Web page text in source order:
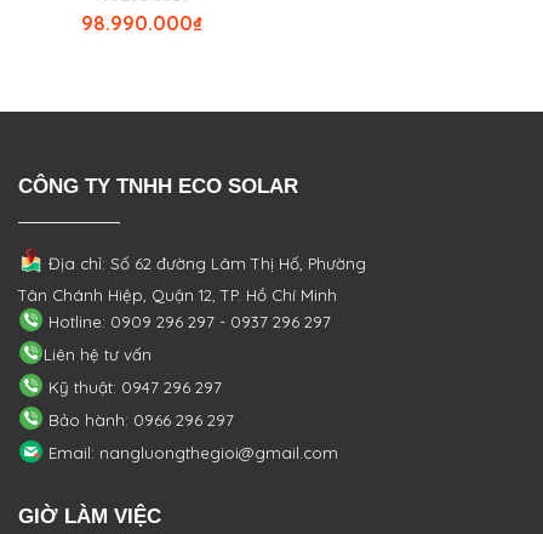
₫
98.990.000
CÔNG TY TNHH ECO SOLAR
Địa chỉ: Số 62 đường Lâm Thị Hố, Phường
Tân Chánh Hiệp, Quận 12, TP. Hồ Chí Minh
Hotline: 0909 296 297 - 0937 296 297
Liên hệ tư vấn
Kỹ thuật: 0947 296 297
Bảo hành: 0966 296 297
Email: nangluongthegioi@gmail.com
GIỜ LÀM VIỆC